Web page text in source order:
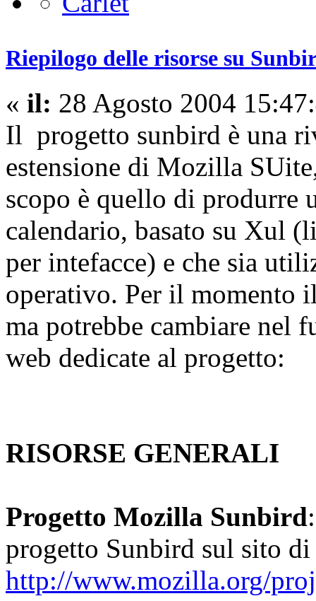
Riepilogo delle risorse su
« il: 28 Agosto 2004
Il progetto sunbird è una
estensione di Mozilla
scopo è quello di produrre
calendario, basato su Xul
per intefacce) e che sia
operativo. Per il momento
ma potrebbe cambiare nel
web dedicate al progetto:
RISORSE GENERALI
Progetto Mozilla Sunbird
progetto Sunbird sul sito
http://www.mozilla.org/